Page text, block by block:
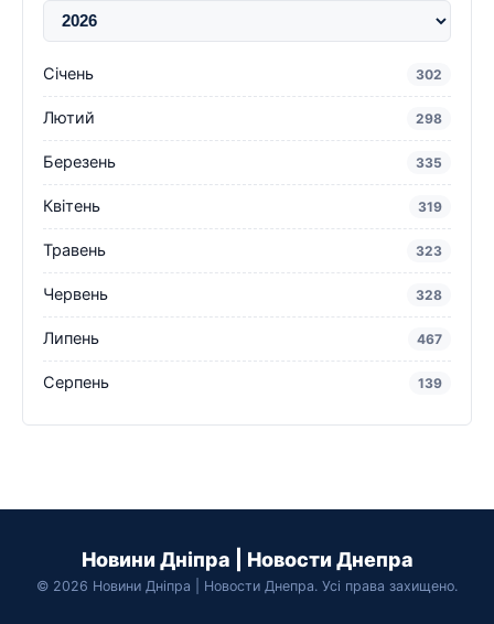
Січень 302
Лютий 298
Березень 335
Квітень 319
Травень 323
Червень 328
Липень 467
Серпень 139
Новини Дніпра | Новости Днепра
© 2026 Новини Дніпра | Новости Днепра. Усі права захищено.